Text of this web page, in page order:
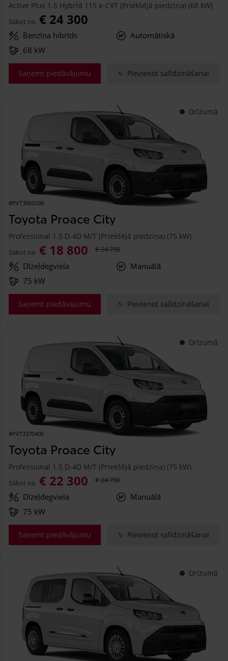
Active Plus 1.5 Hybrid 115 e-CVT (Priekšējā piedziņa) (68 kW)
Sākot no € 24 300
Benzīna hibrīds
Automātiskā
68 kW
Saņemt piedāvājumu Pievienot salīdzināšanai
Drīzumā
#PVT3060298
Toyota Proace City
Professional 1.5 D-4D M/T (Priekšējā piedziņa) (75 kW)
Sākot no € 18 800 € 24 750
Dīzeļdegviela
Manuālā
75 kW
Saņemt piedāvājumu Pievienot salīdzināšanai
Drīzumā
#PVT3370406
Toyota Proace City
Professional 1.5 D-4D M/T (Priekšējā piedziņa) (75 kW)
Sākot no € 22 300 € 24 750
Dīzeļdegviela
Manuālā
75 kW
Saņemt piedāvājumu Pievienot salīdzināšanai
Drīzumā